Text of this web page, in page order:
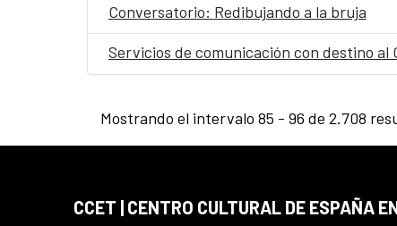
Conversatorio: Redibujando a la bruja
Servicios de comunicación con destino
Mostrando el intervalo 85 - 96 de 2.708
CCET | CENTRO CULTURAL DE ESPAÑA